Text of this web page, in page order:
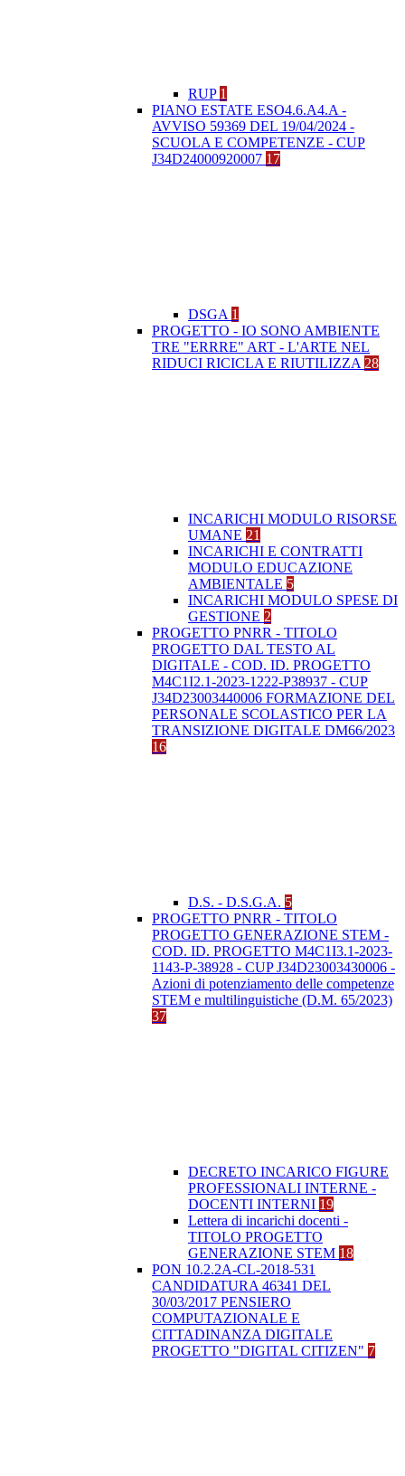
RUP 1
PIANO ESTATE ESO4.6.A4.A -
AVVISO 59369 DEL 19/04/2024 -
SCUOLA E COMPETENZE - CUP
J34D24000920007 17
DSGA 1
PROGETTO - IO SONO AMBIENTE
TRE "ERRRE" ART - L'ARTE NEL
RIDUCI RICICLA E RIUTILIZZA 28
INCARICHI MODULO RISORSE
UMANE 21
INCARICHI E CONTRATTI
MODULO EDUCAZIONE
AMBIENTALE 5
INCARICHI MODULO SPESE DI
GESTIONE 2
PROGETTO PNRR - TITOLO
PROGETTO DAL TESTO AL
DIGITALE - COD. ID. PROGETTO
M4C1I2.1-2023-1222-P38937 - CUP
J34D23003440006 FORMAZIONE DEL
PERSONALE SCOLASTICO PER LA
TRANSIZIONE DIGITALE DM66/2023
16
D.S. - D.S.G.A. 5
PROGETTO PNRR - TITOLO
PROGETTO GENERAZIONE STEM -
COD. ID. PROGETTO M4C1I3.1-2023-
1143-P-38928 - CUP J34D23003430006 -
Azioni di potenziamento delle competenze
STEM e multilinguistiche (D.M. 65/2023)
37
DECRETO INCARICO FIGURE
PROFESSIONALI INTERNE -
DOCENTI INTERNI 19
Lettera di incarichi docenti -
TITOLO PROGETTO
GENERAZIONE STEM 18
PON 10.2.2A-CL-2018-531
CANDIDATURA 46341 DEL
30/03/2017 PENSIERO
COMPUTAZIONALE E
CITTADINANZA DIGITALE
PROGETTO "DIGITAL CITIZEN" 7